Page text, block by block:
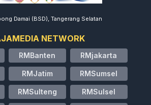
Damai (BSD), Tangerang Selatan
NETWORK
RMBanten RMjakarta
RMJatim RMSumsel
RMSulteng RMSulsel